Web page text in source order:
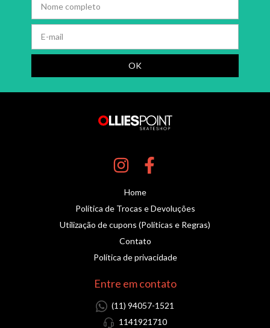
Home
Política de Trocas e Devoluções
Utilização de cupons (Políticas e Regras)
Contato
Política de privacidade
Entre em contato
(11) 94057-1521
1141921710